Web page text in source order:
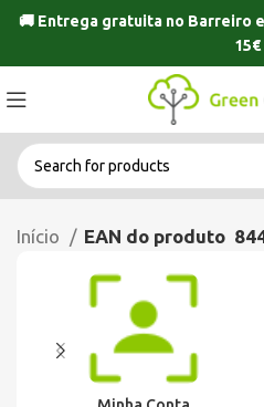
🚚 Entrega gratuita no Barreiro e
15€
Início EAN do produto